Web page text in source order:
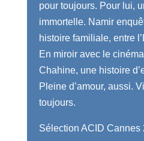
pour toujours. Pour lui,
immortelle. Namir
histoire familiale, entre
En miroir avec le
Chahine, une histoire
Pleine d’amour, aussi.
toujours.
Sélection ACID Cannes